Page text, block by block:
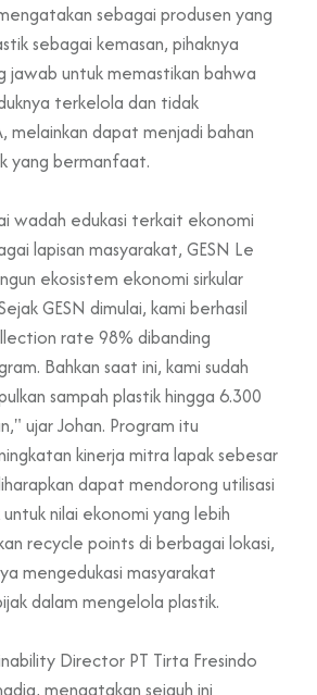
sebagai produsen yang
sebagai kemasan, pihaknya
jawab untuk memastikan bahwa
terkelola dan tidak
melainkan dapat menjadi bahan
yang bermanfaat.
wadah edukasi terkait ekonomi
lapisan masyarakat, GESN Le
ekosistem ekonomi sirkular
GESN dimulai, kami berhasil
rate 98% dibanding
Bahkan saat ini, kami sudah
sampah plastik hingga 6.300
ujar Johan. Program itu
kinerja mitra lapak sebesar
dapat mendorong utilisasi
nilai ekonomi yang lebih
recycle points di berbagai lokasi,
mengedukasi masyarakat
dalam mengelola plastik.
Director PT Tirta Fresindo
mengatakan sejauh ini